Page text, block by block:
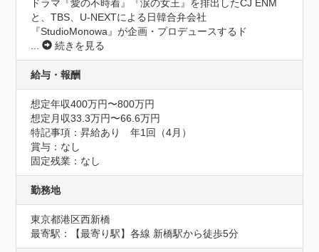
ドラマ『愛の不時着』『涙の女王』を排出したCJ ENM
と、TBS、U-NEXTによる日韓合弁会社
『StudioMonowa』が企画・プロデュースするド
...
続きを見る
給与・報酬
想定年収400万円〜800万円
想定月収33.3万円〜66.6万円
特記事項：昇給あり　年1回（4月）
賞与：なし
固定残業：なし
勤務地
東京都港区西新橋
最寄駅：【最寄り駅】各線 新橋駅から徒歩5分